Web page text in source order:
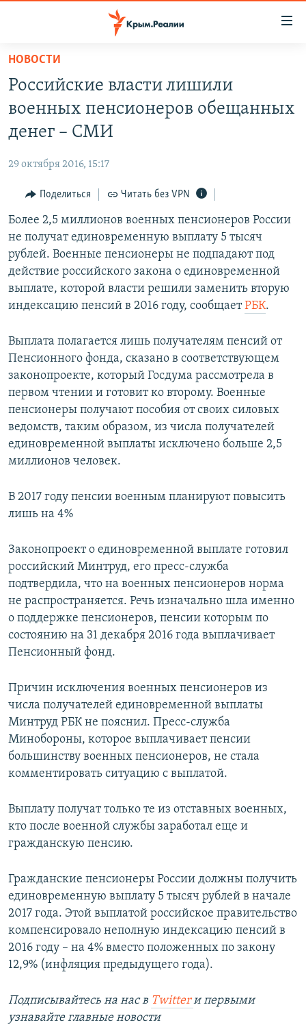
Вернуться
основному
содержанию
главной
навигации
Вернутся
поиску
11 ЛЕТ ОККУПАЦИИ КРЫМА. 11 ИСТОРИЙ СОПРОТИВЛЕНИЯ
ЕЩЕ
ИНТЕРАКТИВ
ИНФОГРАФИКА
ТЕЛЕПРОЕКТ КРЫМ.РЕАЛИИ
СОВЕТЫ ПРАВОЗАЩИТНИКОВ
ПРОПАВШИЕ БЕЗ ВЕСТИ
КРЫМ.НЕПОКОРЕННЫЙ
УКРАИНСКАЯ ПРОБЛЕМА КРЫМА
РАДІО СВОБОДА
КАК ОБОЙТИ БЛОКИРОВКУ
Українською
Qırımtatar
Все сайты RFE/RL
НОВОСТИ
Российские власти лишили
военных пенсионеров обещанных
денег – СМИ
29 октября 2016, 15:17
Поделиться Читать без VPN
Более 2,5 миллионов военных пенсионеров России
не получат единовременную выплату 5 тысяч
рублей. Военные пенсионеры не подпадают под
действие российского закона о единовременной
выплате, которой власти решили заменить вторую
индексацию пенсий в 2016 году, сообщаетРБК.
Выплата полагается лишь получателям пенсий от
Пенсионного фонда, сказано в соответствующем
законопроекте, который Госдума рассмотрела в
первом чтении и готовит ко второму. Военные
пенсионеры получают пособия от своих силовых
ведомств, таким образом, из числа получателей
единовременной выплаты исключено больше 2,5
миллионов человек.
В 2017 году пенсии военным планируют повысить
лишь на 4%
Законопроект о единовременной выплате готовил
российский Минтруд, его пресс-служба
подтвердила, что на военных пенсионеров норма
не распространяется. Речь изначально шла именно
о поддержке пенсионеров, пенсии которым по
состоянию на 31 декабря 2016 года выплачивает
Пенсионный фонд.
Причин исключения военных пенсионеров из
числа получателей единовременной выплаты
Минтруд РБК не пояснил. Пресс-служба
Минобороны, которое выплачивает пенсии
большинству военных пенсионеров, не стала
комментировать ситуацию с выплатой.
Выплату получат только те из отставных военных,
кто после военной службы заработал еще и
гражданскую пенсию.
Гражданские пенсионеры России должны получить
единовременную выплату 5 тысяч рублей в начале
2017 года. Этой выплатой российское правительство
компенсировало неполную индексацию пенсий в
2016 году – на 4% вместо положенных по закону
12,9% (инфляция предыдущего года).
Подписывайтесь на наc в Twitterи первыми
узнавайте главные новости